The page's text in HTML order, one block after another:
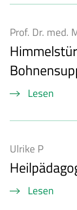
Prof. Dr. med.
Lesen
Ulrike P
Lesen